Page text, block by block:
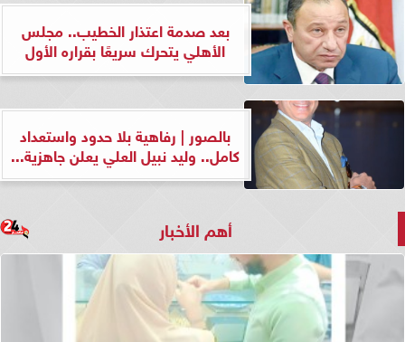
بعد صدمة اعتذار الخطيب.. مجلس
الأهلي يتحرك سريعًا بقراره الأول
بالصور | رفاهية بلا حدود واستعداد
كامل.. وليد نبيل العلي يعلن جاهزية...
أهم الأخبار